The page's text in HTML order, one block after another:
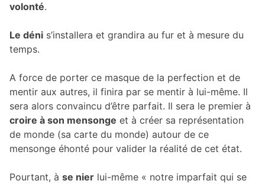
volonté.
Le déni s’installera et grandira au fur et à mesure du
temps.
A force de porter ce masque de la perfection et de
mentir aux autres, il finira par se mentir à lui-même. Il
sera alors convaincu d’être parfait. Il sera le premier à
croire à son mensonge et à créer sa représentation
de monde (sa carte du monde) autour de ce
mensonge éhonté pour valider la réalité de cet état.
Pourtant, à se nier lui-même « notre imparfait qui se